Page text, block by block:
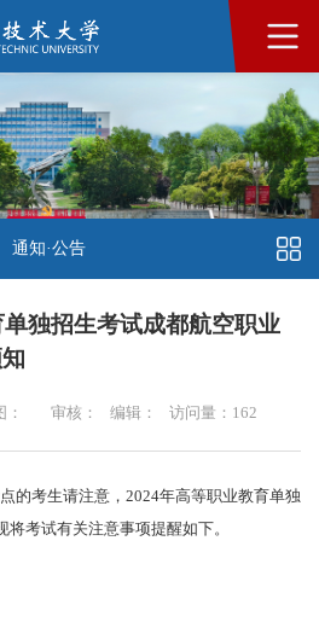
通知·公告
独招生考试成都航空职业
： 审核： 编辑： 访问量： 162
的考生请注意，2024年高等职业教育单独
考试有关注意事项提醒如下。